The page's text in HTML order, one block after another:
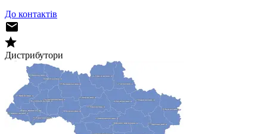
До контактів
Дистрибутори